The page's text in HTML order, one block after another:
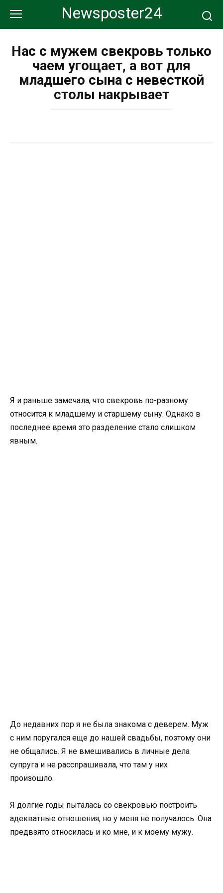
контенту
Newsposter24
Нас с мужем свекровь только
чаем угощает, а вот для
младшего сына с невесткой
столы накрывает
Я и раньше замечала, что свекровь по-разному
относится к младшему и старшему сыну. Однако в
последнее время это разделение стало слишком
явным.
До недавних пор я не была знакома с деверем. Муж
с ним поругался еще до нашей свадьбы, поэтому они
не общались. Я не вмешивались в личные дела
супруга и не расспрашивала, что там у них
произошло.
Я долгие годы пыталась со свекровью построить
адекватные отношения, но у меня не получалось. Она
предвзято относилась и ко мне, и к моему мужу.